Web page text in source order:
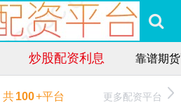
炒股配资利息 靠谱期
共100+平台 更多配资平台